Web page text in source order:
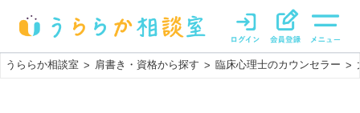
うららか相談室 > 肩書き・資格から探す > 臨床心理士のカウンセラー >